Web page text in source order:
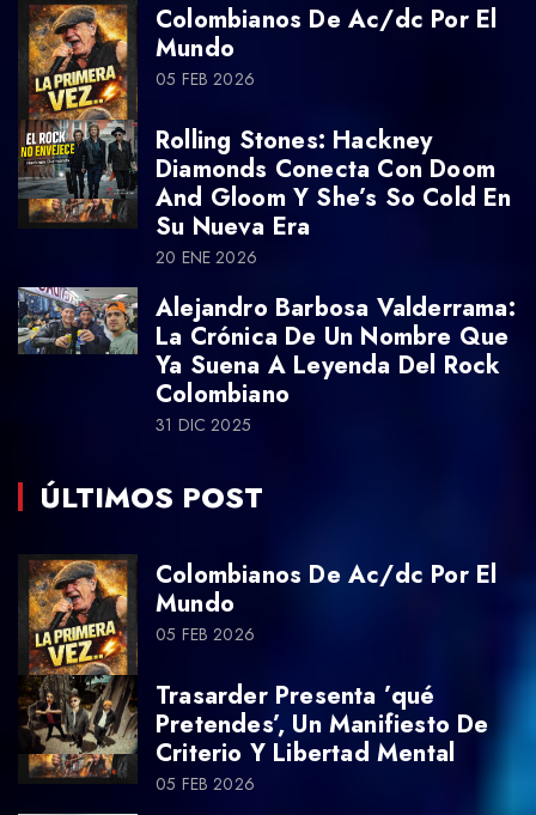
Colombianos De Ac/dc Por El
Mundo
05 FEB 2026
Rolling Stones: Hackney
Diamonds Conecta Con Doom
And Gloom Y She’s So Cold En
Su Nueva Era
20 ENE 2026
Alejandro Barbosa Valderrama:
La Crónica De Un Nombre Que
Ya Suena A Leyenda Del Rock
Colombiano
31 DIC 2025
ÚLTIMOS POST
Colombianos De Ac/dc Por El
Mundo
05 FEB 2026
Trasarder Presenta ’qué
Pretendes’, Un Manifiesto De
Criterio Y Libertad Mental
05 FEB 2026